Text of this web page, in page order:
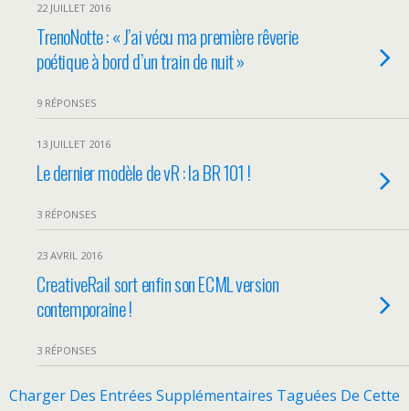
22 JUILLET 2016
TrenoNotte : « J’ai vécu ma première rêverie
poétique à bord d’un train de nuit »
9 RÉPONSES
13 JUILLET 2016
Le dernier modèle de vR : la BR 101 !
3 RÉPONSES
23 AVRIL 2016
CreativeRail sort enfin son ECML version
contemporaine !
3 RÉPONSES
Charger Des Entrées Supplémentaires Taguées De Cette